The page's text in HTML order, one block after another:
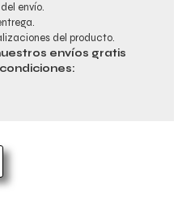
envío.
del producto.
envíos gratis